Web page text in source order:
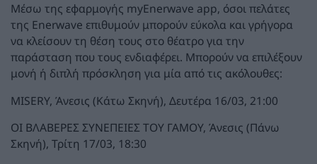
Μέσω της εφαρμογής myEnerwave app, όσοι πελάτες
της Enerwave επιθυμούν μπορούν εύκολα και γρήγορα
να κλείσουν τη θέση τους στο θέατρο για την
παράσταση που τους ενδιαφέρει. Μπορούν να επιλέξουν
μονή ή διπλή πρόσκληση για μία από τις ακόλουθες:
MISERY, Άνεσις (Κάτω Σκηνή), Δευτέρα 16/03, 21:00
ΟΙ ΒΛΑΒΕΡΕΣ ΣΥΝΕΠΕΙΕΣ ΤΟΥ ΓΑΜΟΥ, Άνεσις (Πάνω
Σκηνή), Τρίτη 17/03, 18:30